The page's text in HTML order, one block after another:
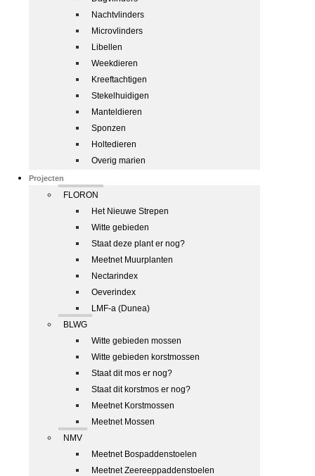
Nachtvlinders
Microvlinders
Libellen
Weekdieren
Kreeftachtigen
Stekelhuidigen
Manteldieren
Sponzen
Holtedieren
Overig marien
Projecten
FLORON
Het Nieuwe Strepen
Witte gebieden
Staat deze plant er nog?
Meetnet Muurplanten
Nectarindex
Oeverindex
LMF-a (Dunea)
BLWG
Witte gebieden mossen
Witte gebieden korstmossen
Staat dit mos er nog?
Staat dit korstmos er nog?
Meetnet Korstmossen
Meetnet Mossen
NMV
Meetnet Bospaddenstoelen
Meetnet Zeereeppaddenstoelen